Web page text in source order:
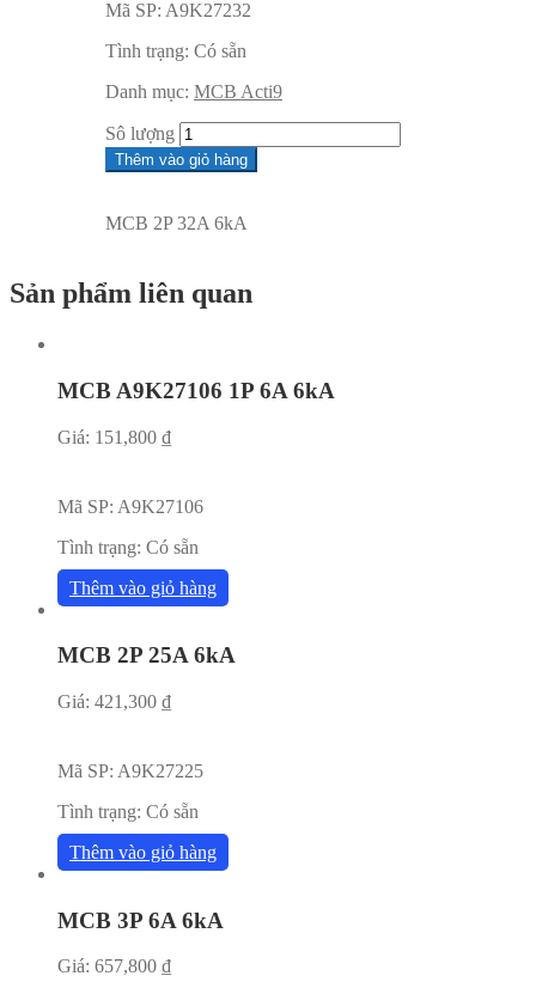
Mã SP: A9K27232
Tình trạng: Có sẵn
Danh mục: MCB Acti9
Sô lượng
Thêm vào giỏ hàng
MCB 2P 32A 6kA
Sản phẩm liên quan
MCB A9K27106 1P 6A 6kA
Giá: 151,800 ₫
Mã SP: A9K27106
Tình trạng: Có sẵn
Thêm vào giỏ hàng
MCB 2P 25A 6kA
Giá: 421,300 ₫
Mã SP: A9K27225
Tình trạng: Có sẵn
Thêm vào giỏ hàng
MCB 3P 6A 6kA
Giá: 657,800 ₫